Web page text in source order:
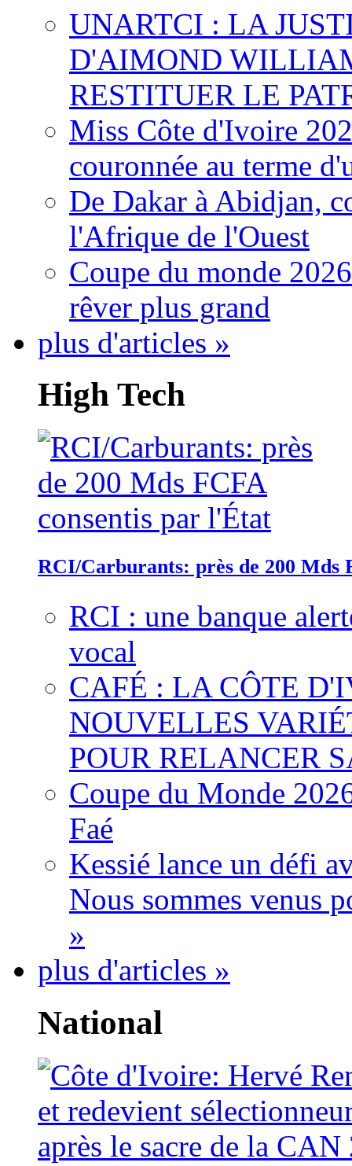
UNARTCI : LA
D'AIMOND
RESTITUER LE
Miss Côte d'Ivoire
couronnée au terme
De Dakar à Abidjan,
l'Afrique de l'Ouest
Coupe du monde
rêver plus grand
plus d'articles »
High Tech
RCI/Carburants: près de 200 Mds
RCI : une banque
vocal
CAFÉ : LA CÔTE
NOUVELLES
POUR RELANCER
Coupe du Monde
Faé
Kessié lance un défi
Nous sommes venus
»
plus d'articles »
National